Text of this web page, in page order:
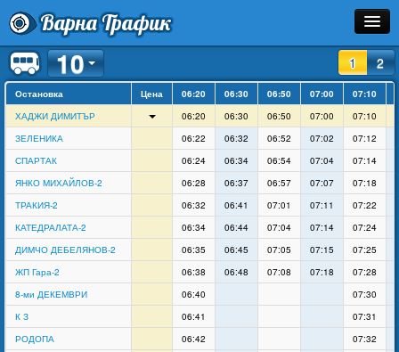
Варна Трафик
Остановка
Маршрут
Расписание
Как Добраться?
Инфо
1 2
10
Остановка Цена 06:20 06:30 06:50 07:00 07:10
ХАДЖИ ДИМИТЪР
06:20 06:30 06:50 07:00 07:10
ЗЕЛЕНИКА
06:22 06:32 06:52 07:02 07:12
СПАРТАК
06:24 06:34 06:54 07:04 07:14
ЯНКО МИХАЙЛОВ-2
06:28 06:37 06:57 07:07 07:18
ТРАКИЯ-2
06:32 06:41 07:01 07:11 07:22
КАТЕДРАЛАТА-2
06:34 06:44 07:04 07:14 07:24
ДИМЧО ДЕБЕЛЯНОВ-2
06:35 06:45 07:05 07:15 07:25
ЖП Гара-2
06:38 06:48 07:08 07:18 07:28
8-ми ДЕКЕМВРИ
06:40
07:30
К З
06:41
07:31
РОДОПА
06:42
07:32